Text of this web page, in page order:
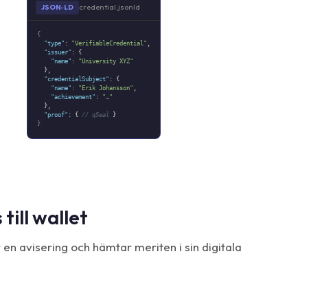
JSON‑LD credential.jsonld
{
"type" : "VerifiableCredential"
"issuer" : {
"name" :
"University XYZ"
},
"credentialSubject" : {
"name" : "Erik Johansson"
"achievement" :
"…"
},
"proof" : { // qSeal }
}
till wallet
avisering och hämtar meriten i sin digitala